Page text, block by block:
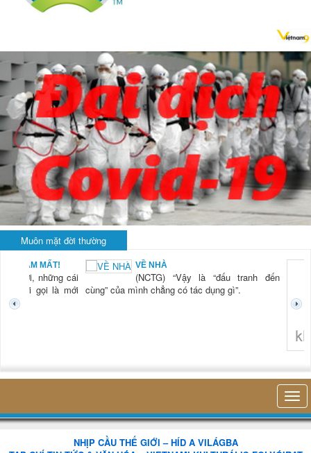
Muôn mặt đời thường
MẤT!
những cái
gọi là mới
VỀ NHÀ
(NCTG) “Vậy là “đấu tranh đến
cùng” của mình chẳng có tác dụng gì”.
NHỊP CẦU THẾ GIỚI – HÍD A VILÁGBA